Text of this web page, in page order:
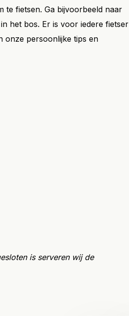
te fietsen. Ga bijvoorbeeld naar
het bos. Er is voor iedere fietser
onze persoonlijke tips en
is serveren wij de